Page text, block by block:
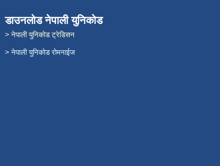
डाउनलोड नेपाली युनिकोड
> नेपाली युनिकोड ट्रेडिसन
> नेपाली युनिकोड रोमनाईज